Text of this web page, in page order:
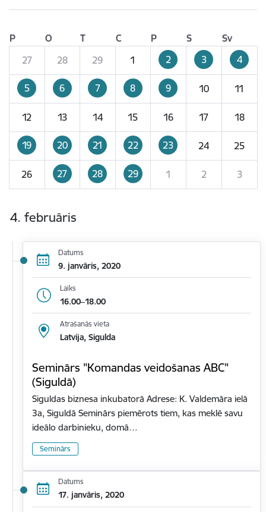
P O T C P S
Sv
27
28 29 1 2 3 4
5 6 7 8 9 10 11
12 13 14 15 16 17 18
19 20 21 22 23 24 25
26 27 28 29 1 2 3
4. februāris
Datums
9. janvāris, 2020
Laiks
16.00–18.00
Atrašanās vieta
Latvija, Sigulda
Seminārs "Komandas veidošanas ABC"
(Siguldā)
Siguldas biznesa inkubatorā Adrese: K. Valdemāra ielā
3a, Siguldā Seminārs piemērots tiem, kas meklē savu
ideālo darbinieku, domā…
Seminārs
Datums
17. janvāris, 2020